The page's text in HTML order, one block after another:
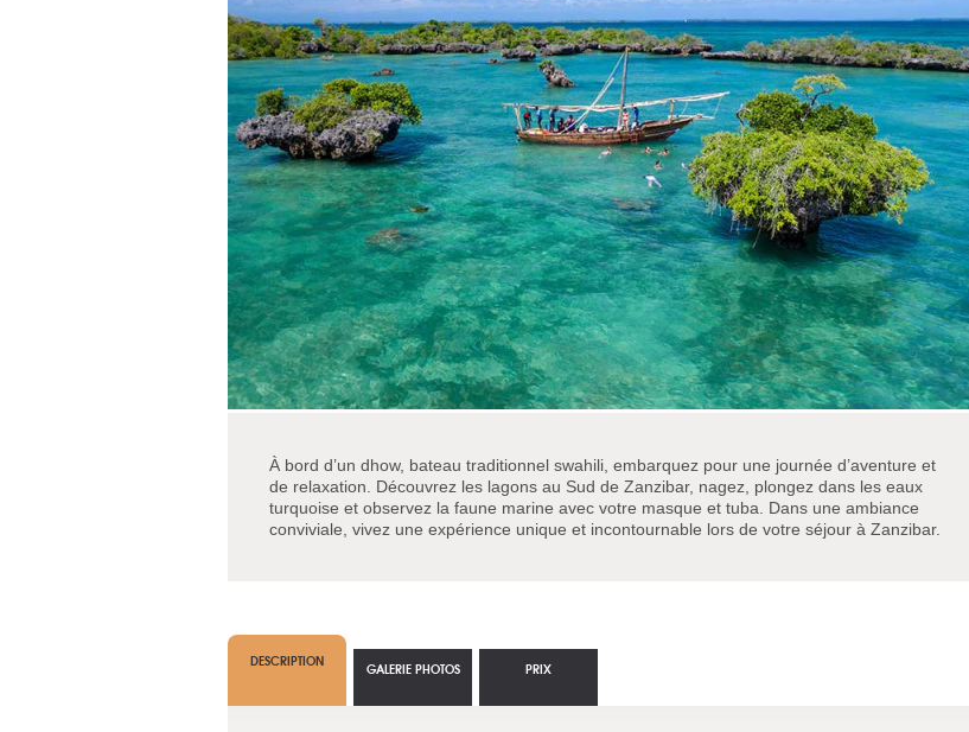
À bord d’un dhow, bateau traditionnel swahili, embarquez pour une journée d’aventure et
de relaxation. Découvrez les lagons au Sud de Zanzibar, nagez, plongez dans les eaux
turquoise et observez la faune marine avec votre masque et tuba. Dans une ambiance
conviviale, vivez une expérience unique et incontournable lors de votre séjour à Zanzibar.
DESCRIPTION GALERIE PHOTOS PRIX